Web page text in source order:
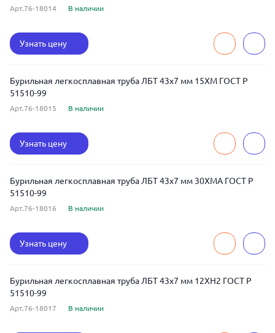
Арт.76-18014 В наличии
Узнать цену
Бурильная легкосплавная труба ЛБТ 43x7 мм 15ХМ ГОСТ Р
51510-99
Арт.76-18015 В наличии
Узнать цену
Бурильная легкосплавная труба ЛБТ 43x7 мм 30ХМА ГОСТ Р
51510-99
Арт.76-18016 В наличии
Узнать цену
Бурильная легкосплавная труба ЛБТ 43x7 мм 12ХН2 ГОСТ Р
51510-99
Арт.76-18017 В наличии